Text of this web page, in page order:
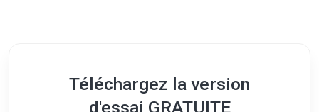
Téléchargez la version
d'essai GRATUITE